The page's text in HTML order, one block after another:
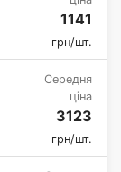
1141
грн/шт.
Середня
ціна
3123
грн/шт.